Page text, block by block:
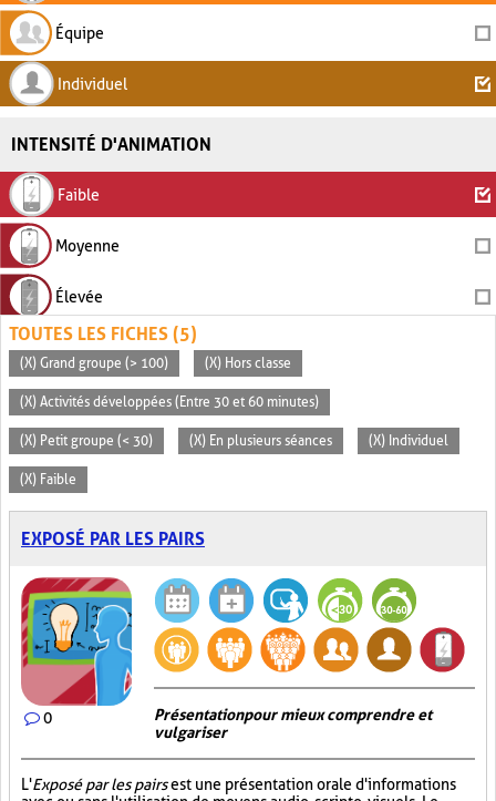
Équipe
Individuel
INTENSITÉ D'ANIMATION
Faible
Moyenne
Élevée
TOUTES LES FICHES (5)
(X) Grand groupe (> 100) (X) Hors classe
(X) Activités développées (Entre 30 et 60 minutes)
(X) Petit groupe (< 30) (X) En plusieurs séances (X) Individuel
(X) Faible
EXPOSÉ PAR LES PAIRS
0
Présentation pour mieux comprendre et
vulgariser
L'Exposé par les pairsest une présentation orale d'informations